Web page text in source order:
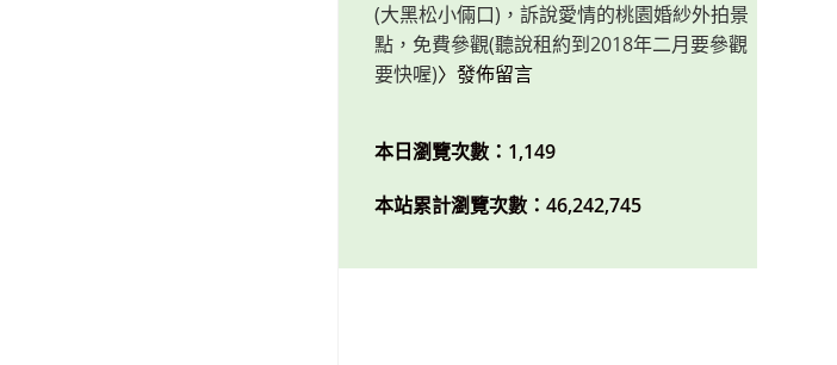
(大黑松小倆口)，訴說愛情的桃園婚紗外拍景
點，免費參觀(聽說租約到2018年二月要參觀
要快喔)〉發佈留言
本日瀏覽次數：1,149
本站累計瀏覽次數：46,242,745